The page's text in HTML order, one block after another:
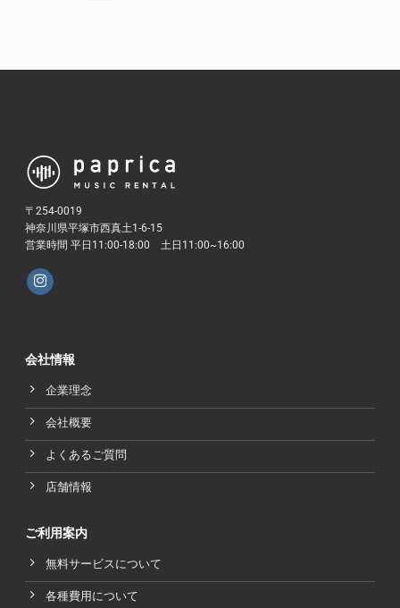
〒254-0019
神奈川県平塚市西真土1-6-15
営業時間 平日11:00-18:00 土日11:00~16:00
会社情報
企業理念
会社概要
よくあるご質問
店舗情報
ご利用案内
無料サービスについて
各種費用について